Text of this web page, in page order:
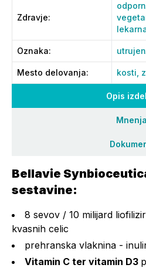
Opis
Mnenja
Bellavie
sestavine:
8 sevov / 10 milijard
kvasnih celic
prehranska vlaknina -
Vitamin C ter vitamin D3
Zdravje:
Oznaka:
Mesto delovanja: kosti,